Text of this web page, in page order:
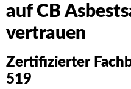
auf CB
vertrauen
Zertifizierter
519